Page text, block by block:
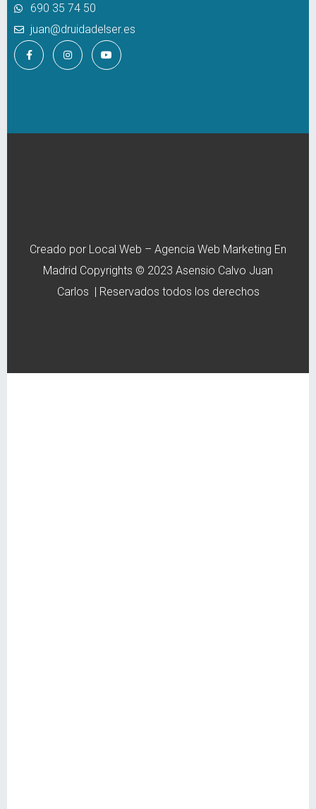
690 35 74 50
juan@druidadelser.es
Creado por Local Web – Agencia Web Marketing En
Madrid Copyrights © 2023 Asensio Calvo Juan
Carlos | Reservados todos los derechos